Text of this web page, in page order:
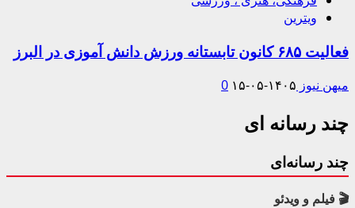
ویترین
فعالیت ۶۸۵ کانون تابستانه ورزش دانش آموزی در البرز
میهن نیوز ۱۴۰۵-۰۵-۱۵ 0
چند رسانه ای
چند رسانه‌ای
🎬 فیلم و ویدئو